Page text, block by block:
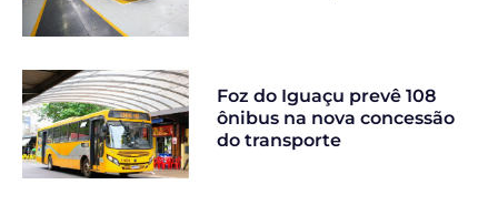
Foz do Iguaçu prevê 108
ônibus na nova concessão
do transporte